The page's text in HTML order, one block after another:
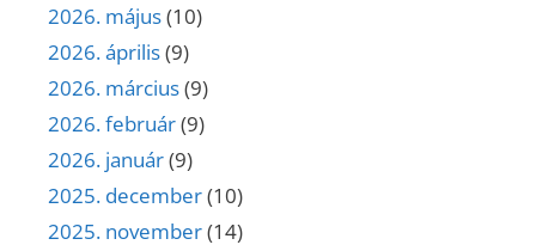
2026. május(10)
2026. április(9)
2026. március(9)
2026. február(9)
2026. január(9)
2025. december(10)
2025. november(14)